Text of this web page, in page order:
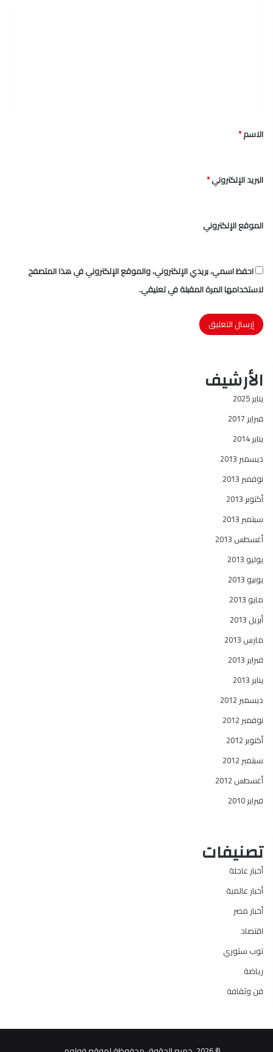
*
الاسم*
البريد الإلكتروني*
الموقع الإلكتروني
احفظ اسمي، بريدي الإلكتروني، والموقع الإلكتروني في هذا المتصفح
لاستخدامها المرة المقبلة في تعليقي.
الأرشيف
يناير 2025
فبراير 2017
يناير 2014
ديسمبر 2013
نوفمبر 2013
أكتوبر 2013
سبتمبر 2013
أغسطس 2013
يوليو 2013
يونيو 2013
مايو 2013
أبريل 2013
مارس 2013
فبراير 2013
يناير 2013
ديسمبر 2012
نوفمبر 2012
أكتوبر 2012
سبتمبر 2012
أغسطس 2012
فبراير 2010
تصنيفات
أخبار عاجلة
أخبار عالمية
أخبار مصر
اقتصاد
توب ستوري
رياضة
فن وثقافة